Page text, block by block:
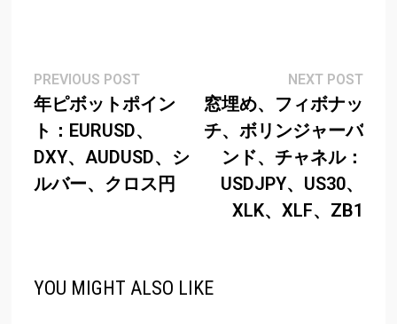
Post
navigation
PREVIOUS POSTPrevious
post:
年ピボットポイン
ト：EURUSD、
DXY、AUDUSD、シ
ルバー、クロス円
NEXT POSTNext
窓埋め、フィボナッ
チ、ボリンジャーバ
ンド、チャネル：
USDJPY、US30、
XLK、XLF、ZB1
YOU MIGHT ALSO LIKE